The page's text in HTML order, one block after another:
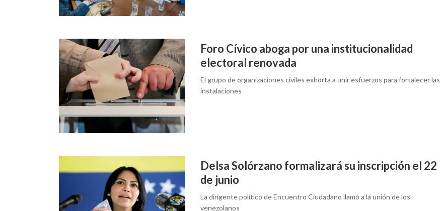
Foro Cívico aboga por una institucionalidad
electoral renovada
El grupo de organizaciones civiles exhorta a unir esfuerzos para fortalecer las
instalaciones
Delsa Solórzano formalizará su inscripción el 22
de junio
La dirigente político de Encuentro Ciudadano llamó a la unión de los
venezolanos